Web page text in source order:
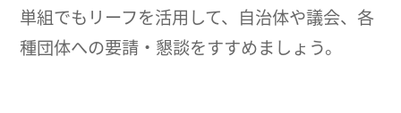
単組でもリーフを活用して、自治体や議会、各
種団体への要請・懇談をすすめましょう。